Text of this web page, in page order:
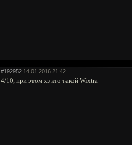
#192952 14.01.2016 21:42
4/10, при этом хз кто такой Wixtra